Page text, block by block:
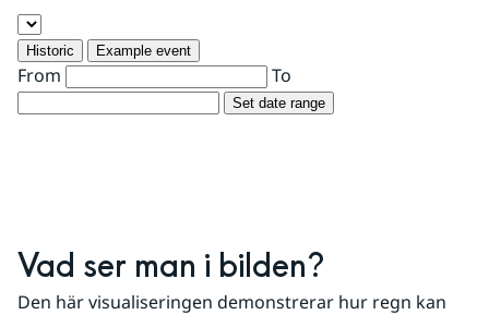
Historic Example event
From To
Set date range
Vad ser man i bilden?
Den här visualiseringen demonstrerar hur regn kan